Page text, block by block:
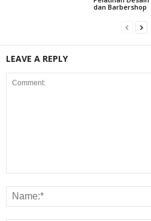
dan Barbershop
LEAVE A REPLY